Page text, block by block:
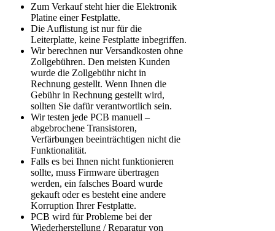
Zum Verkauf steht hier die Elektronik
Platine einer Festplatte.
Die Auflistung ist nur für die
Leiterplatte, keine Festplatte inbegriffen.
Wir berechnen nur Versandkosten ohne
Zollgebühren. Den meisten Kunden
wurde die Zollgebühr nicht in
Rechnung gestellt. Wenn Ihnen die
Gebühr in Rechnung gestellt wird,
sollten Sie dafür verantwortlich sein.
Wir testen jede PCB manuell –
abgebrochene Transistoren,
Verfärbungen beeinträchtigen nicht die
Funktionalität.
Falls es bei Ihnen nicht funktionieren
sollte, muss Firmware übertragen
werden, ein falsches Board wurde
gekauft oder es besteht eine andere
Korruption Ihrer Festplatte.
PCB wird für Probleme bei der
Wiederherstellung / Reparatur von